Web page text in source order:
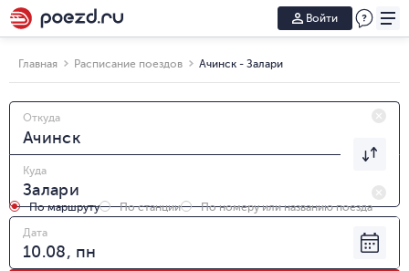
Войти
Главная Расписание поездов Ачинск - Залари
Откуда
Куда
По маршруту По станции
По номеру или названию поезда
Дата